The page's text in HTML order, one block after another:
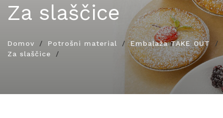
Za slaščice
Domov Potrošni material
Embalaža TAKE OUT
Za slaščice